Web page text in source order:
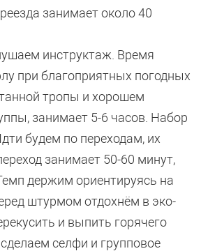
занимает около 40
инструктаж. Время
при благоприятных погодных
тропы и хорошем
занимает 5-6 часов. Набор
будем по переходам, их
занимает 50-60 минут,
держим ориентируясь на
штурмом отдохнём в эко-
и выпить горячего
селфи и групповое